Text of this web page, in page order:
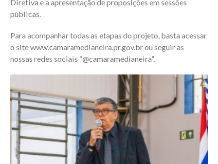
Diretiva e a apresentação de proposições em sessões
públicas.
Para acompanhar todas as etapas do projeto, basta acessar
o site www.camaramedianeira.pr.gov.br ou seguir as
nossas redes sociais “@camaramedianeira”.